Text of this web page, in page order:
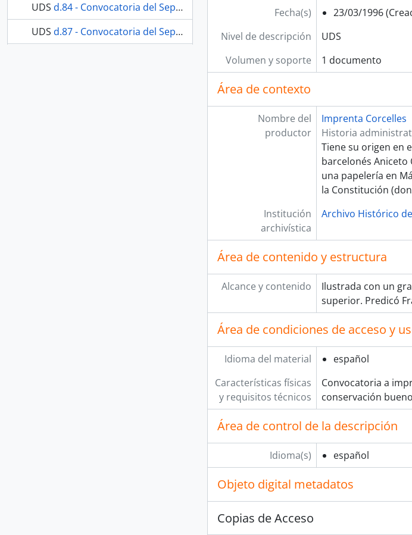
UDS d.84 - Convocatoria del Septenario de 2003
UDS d.87 - Convocatoria del Septenario de 2006
Fecha(s)
23/03/1996
Nivel de descripción
UDS
Volumen y soporte
1 documento
Área de contexto
Nombre del
productor
Imprenta Corcelles
Historia
Tiene su origen en
barcelonés Aniceto
una papelería en
la Constitución
Institución
archivística
Archivo Histórico
Área de contenido y estructura
Alcance y contenido
Ilustrada con un
superior. Predicó
Área de condiciones de acceso y
Idioma del material
español
Características físicas
y requisitos técnicos
Convocatoria a
conservación
Área de control de la descripción
Idioma(s) español
Objeto digital metadatos
Copias de Acceso